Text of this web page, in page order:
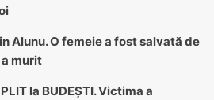
Alunu. O femeie a fost salvată de
murit
la BUDEȘTI. Victima a